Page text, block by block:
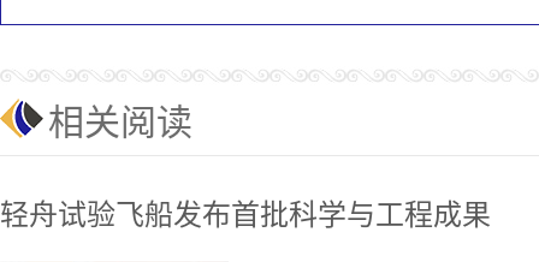
相关阅读
轻舟试验飞船发布首批科学与工程成果